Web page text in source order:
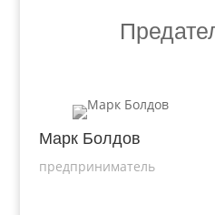
Марк Болдов
предприниматель